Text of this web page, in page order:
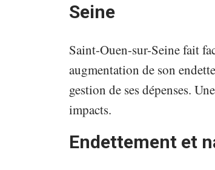
Seine
Saint-Ouen-sur-Seine fait
augmentation de son
gestion de ses dépenses.
impacts.
Endettement et